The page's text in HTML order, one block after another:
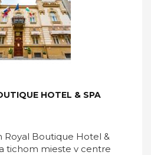
HOTEL & SPA
Royal Boutique Hotel &
tichom mieste v centre